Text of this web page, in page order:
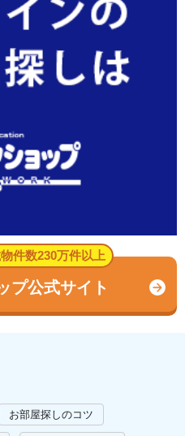
件数230万件以上
プ公式サイト
お部屋探しのコツ